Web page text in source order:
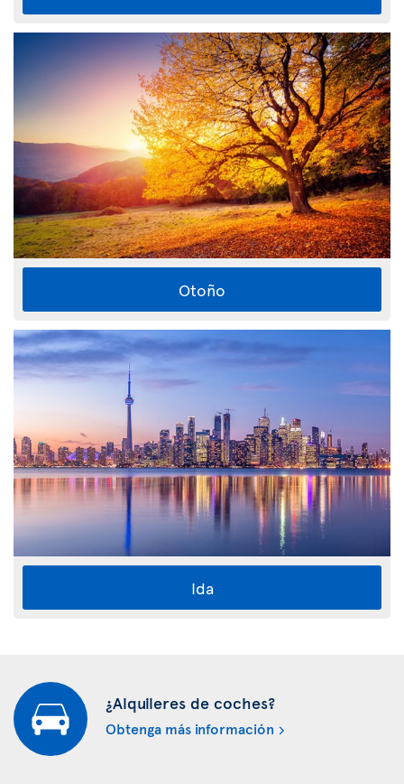
Otoño
Ida
¿Alquileres de coches?
Obtenga más información